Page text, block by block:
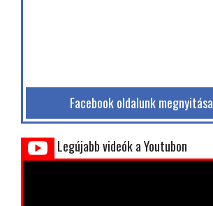
Facebook oldalunk megnyitása
Legújabb videók a Youtubon